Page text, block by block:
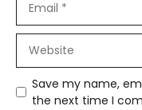
Save my name,
the next time I